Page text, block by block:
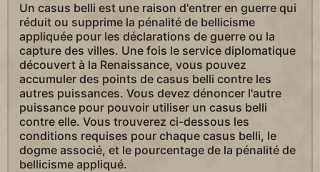
Un casus belli est une raison d'entrer en guerre qui
réduit ou supprime la pénalité de bellicisme
appliquée pour les déclarations de guerre ou la
capture des villes. Une fois le service diplomatique
découvert à la Renaissance, vous pouvez
accumuler des points de casus belli contre les
autres puissances. Vous devez dénoncer l'autre
puissance pour pouvoir utiliser un casus belli
contre elle. Vous trouverez ci-dessous les
conditions requises pour chaque casus belli, le
dogme associé, et le pourcentage de la pénalité de
bellicisme appliqué.